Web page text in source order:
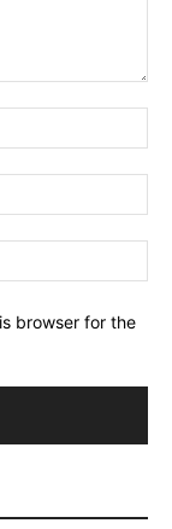
browser for the